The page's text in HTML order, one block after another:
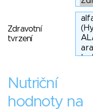
Zdravotní
tvrzení
Nutriční
hodnoty na